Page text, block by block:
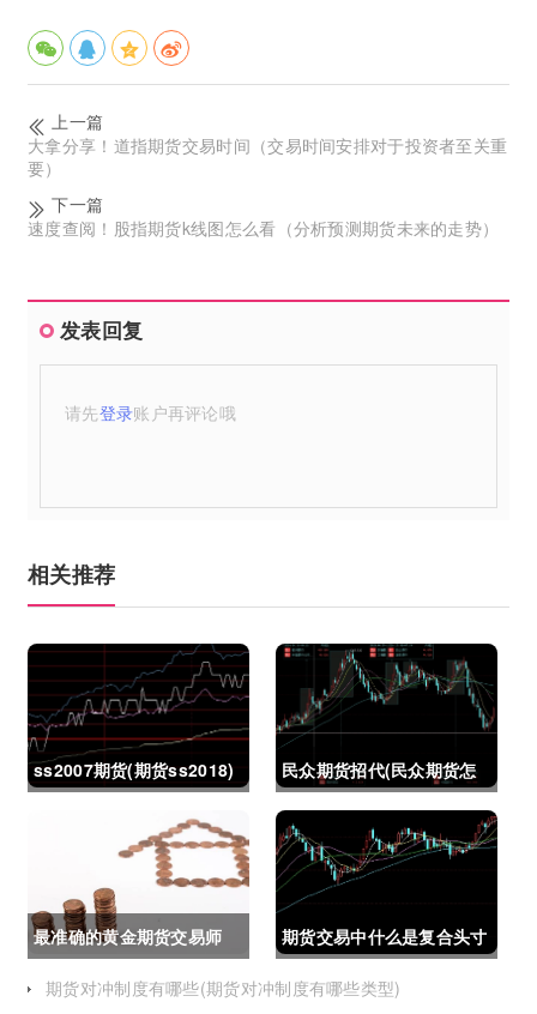
上一篇
大拿分享！道指期货交易时间（交易时间安排对于投资者至关重
要）
下一篇
速度查阅！股指期货k线图怎么看（分析预测期货未来的走势）
发表回复
请先登录账户再评论哦
相关推荐
ss2007期货(期货ss2018)
民众期货招代(民众期货怎
么了)
最准确的黄金期货交易师
(最准确的黄金期货交易师
期货交易中什么是复合头寸
(期货交易中什么是复合头
期货对冲制度有哪些(期货对冲制度有哪些类型)